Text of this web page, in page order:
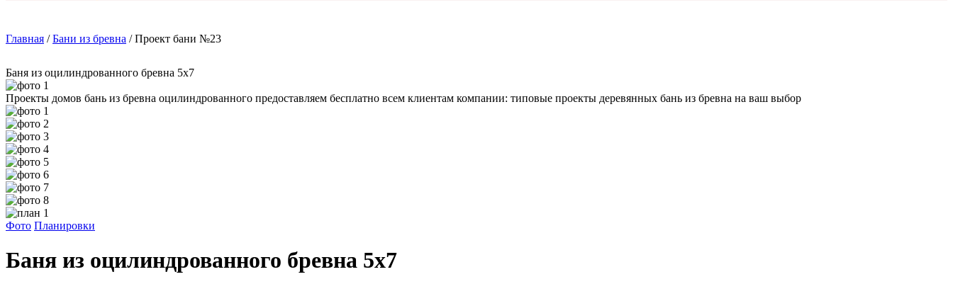
Главная /Бани из бревна /Проект бани №23
Баня из оцилиндрованного бревна 5х7
Проекты домов бань из бревна оцилиндрованного предоставляем бесплатно всем клиентам компании: типовые проекты деревянных бань из бревна на ваш выбор
Фото Планировки
Баня из оцилиндрованного бревна 5х7